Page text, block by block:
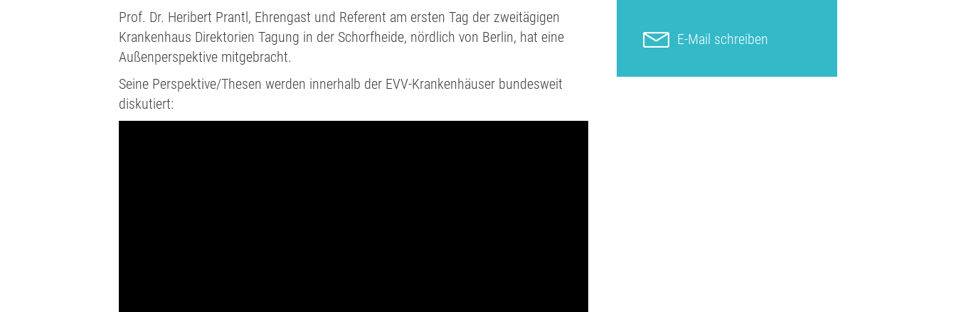
Prof. Dr. Heribert Prantl, Ehrengast und Referent am ersten Tag der zweitägigen
Krankenhaus Direktorien Tagung in der Schorfheide, nördlich von Berlin, hat eine
Außenperspektive mitgebracht.
Seine Perspektive/Thesen werden innerhalb der EVV-Krankenhäuser bundesweit
diskutiert:
E-Mail schreiben